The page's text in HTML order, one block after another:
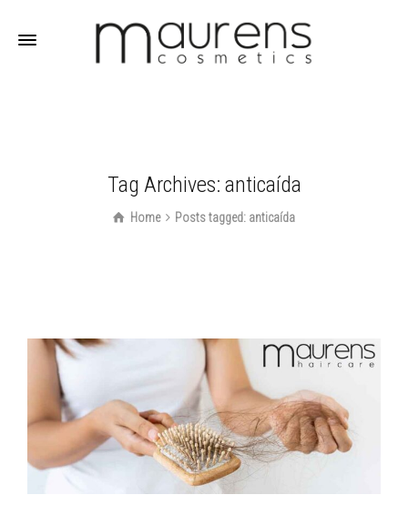
Tag Archives: anticaída
Home Posts tagged: anticaída